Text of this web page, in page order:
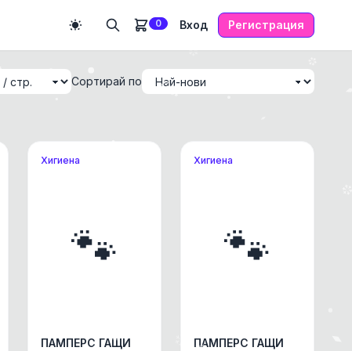
0 Вход Регистрация
Сортирай по
Хигиена
🐾
ПАМПЕРС ГАЩИ
Хигиена
🐾
ПАМПЕРС ГАЩИ